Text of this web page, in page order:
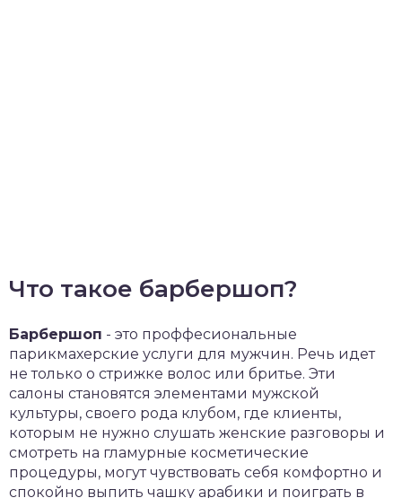
Что такое барбершоп?
Барбершоп - это проффесиональные
парикмахерские услуги для мужчин. Речь идет
не только о стрижке волос или бритье. Эти
салоны становятся элементами мужской
культуры, своего рода клубом, где клиенты,
которым не нужно слушать женские разговоры и
смотреть на гламурные косметические
процедуры, могут чувствовать себя комфортно и
спокойно выпить чашку арабики и поиграть в